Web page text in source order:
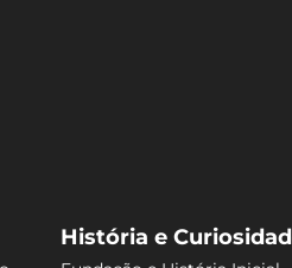
História e